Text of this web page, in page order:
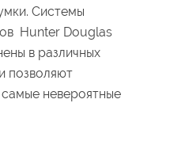
Системы
Hunter Douglas
в различных
позволяют
самые невероятные